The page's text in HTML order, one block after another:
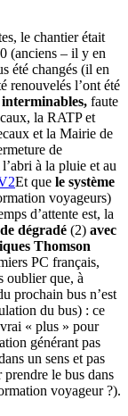
le chantier était
(anciens – il y en
été changés (il en
renouvelés l’ont été
faute
la RATP et
et la Mairie de
de
à la pluie et au
Et que le système
voyageurs)
d’attente est, la
dégradé (2) avec
Thomson
PC français,
oublier que, à
prochain bus n’est
du bus) : ce
« plus » pour
générant pas
un sens et pas
prendre le bus dans
voyageur ?).